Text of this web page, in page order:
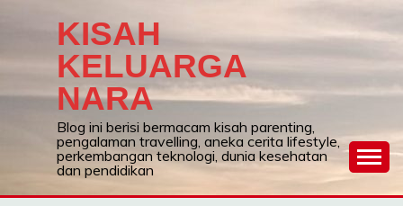
KISAH
KELUARGA
NARA
Blog ini berisi bermacam kisah parenting,
pengalaman travelling, aneka cerita lifestyle,
perkembangan teknologi, dunia kesehatan
dan pendidikan